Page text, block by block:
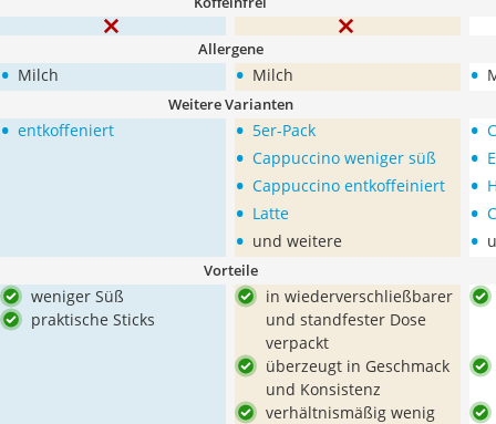
Allergene
• Milch • Milch •
Weitere Varianten
• entkoffeniert • 5er-Pack
• Cappuccino weniger süß
• Cappuccino entkoffeiniert
• Latte
• und weitere
•
•
•
•
•
Vorteile
weniger Süß
praktische Sticks
in wiederverschließbarer
und standfester Dose
verpackt
überzeugt in Geschmack
und Konsistenz
verhältnismäßig wenig